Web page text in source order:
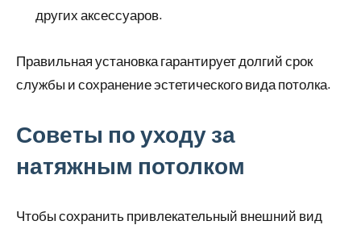
других аксессуаров.
Правильная установка гарантирует долгий срок
службы и сохранение эстетического вида потолка.
Советы по уходу за
натяжным потолком
Чтобы сохранить привлекательный внешний вид